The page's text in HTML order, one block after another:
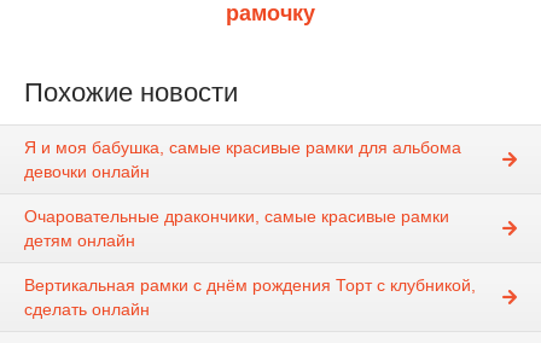
рамочку
Похожие новости
Я и моя бабушка, самые красивые рамки для альбома
девочки онлайн
Очаровательные дракончики, самые красивые рамки
детям онлайн
Вертикальная рамки с днём рождения Торт с клубникой,
сделать онлайн